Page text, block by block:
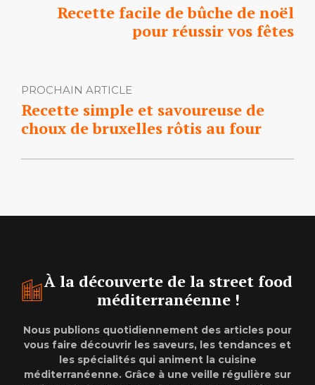
Recette facile de bûche de noël
pour réussir vos fêtes
PROCHAIN ARTICLE
Recette simple et savoureuse de
choux de bruxelles rôtis au four
À la découverte de la street food
méditerranéenne !
Nous publions quotidiennement des articles pour
vous faire découvrir les saveurs, les tendances et
les spécialités qui animent la cuisine
méditerranéenne. Grâce à une veille régulière sur